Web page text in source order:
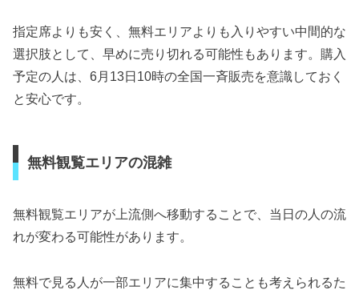
指定席よりも安く、無料エリアよりも入りやすい中間的な
選択肢として、早めに売り切れる可能性もあります。購入
予定の人は、6月13日10時の全国一斉販売を意識しておく
と安心です。
無料観覧エリアの混雑
無料観覧エリアが上流側へ移動することで、当日の人の流
れが変わる可能性があります。
無料で見る人が一部エリアに集中することも考えられるた